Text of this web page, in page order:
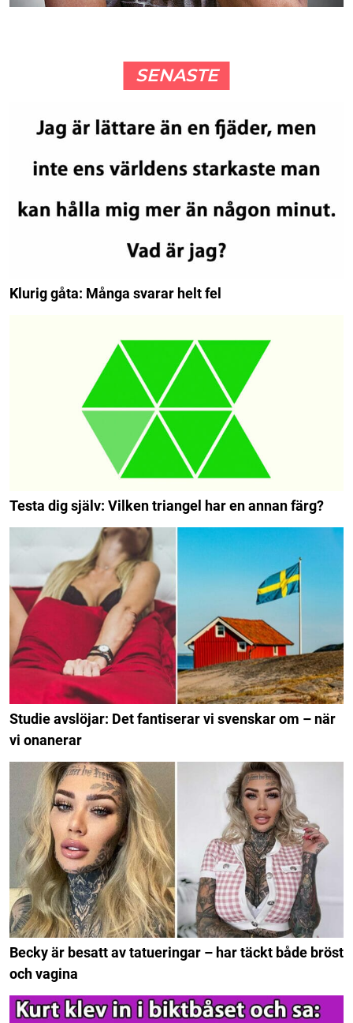
SENASTE
Klurig gåta: Många svarar helt fel
Testa dig själv: Vilken triangel har en annan färg?
Studie avslöjar: Det fantiserar vi svenskar om – när
vi onanerar
Becky är besatt av tatueringar – har täckt både bröst
och vagina